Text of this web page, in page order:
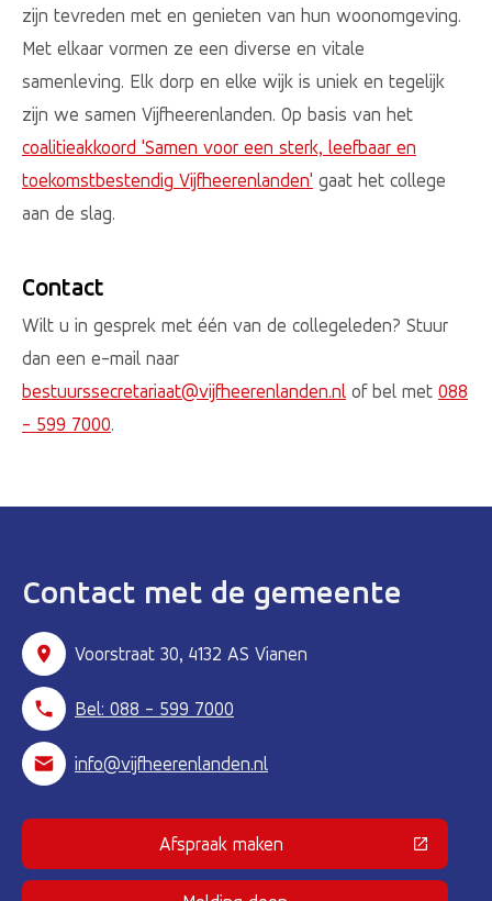
zijn tevreden met en genieten van hun woonomgeving.
Met elkaar vormen ze een diverse en vitale
samenleving. Elk dorp en elke wijk is uniek en tegelijk
zijn we samen Vijfheerenlanden. Op basis van het
coalitieakkoord 'Samen voor een sterk, leefbaar en
toekomstbestendig Vijfheerenlanden' gaat het college
aan de slag.
Contact
Wilt u in gesprek met één van de collegeleden? Stuur
dan een e-mail naar
bestuurssecretariaat@vijfheerenlanden.nl of bel met 088
- 599 7000.
Contact met de gemeente
Voorstraat 30, 4132 AS Vianen
Bel: 088 - 599 7000
info@vijfheerenlanden.nl
Afspraak maken(Deze link gaat naar een externe